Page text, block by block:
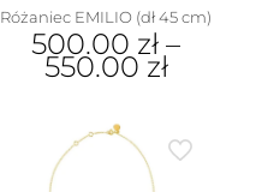
Różaniec EMILIO (dł 45 cm)
500.00 zł –
550.00 zł
ma
wiele
wariantów.